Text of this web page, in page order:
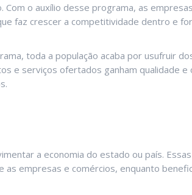
o auxílio desse programa, as empresas
faz crescer a competitividade dentro e
toda a população acaba por usufruir
e serviços ofertados ganham qualidade e
a economia do estado ou país. Essas
empresas e comércios, enquanto